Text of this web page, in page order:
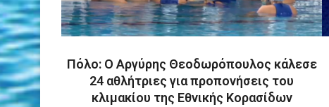
Πόλο: Ο Αργύρης Θεοδωρόπουλος κάλεσε
24 αθλήτριες για προπονήσεις του
κλιμακίου της Εθνικής Κορασίδων